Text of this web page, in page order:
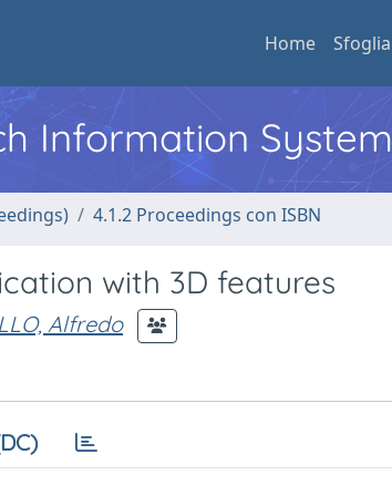
Home Sfoglia
Information System
4.1.2 Proceedings con ISBN
with 3D features
Alfredo